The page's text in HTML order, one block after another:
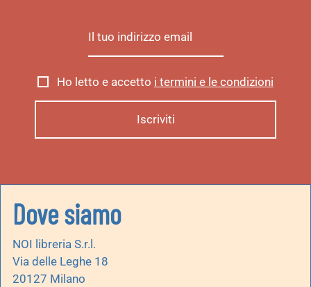
Ho letto e accetto i termini e le condizioni
Dove siamo
NOI libreria S.r.l.
Via delle Leghe 18
20127 Milano